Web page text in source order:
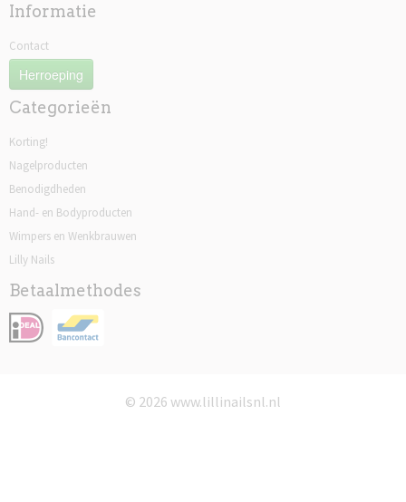
Informatie
Contact
Herroeping
Categorieën
Korting!
Nagelproducten
Benodigdheden
Hand- en Bodyproducten
Wimpers en Wenkbrauwen
Lilly Nails
Betaalmethodes
© 2026 www.lillinailsnl.nl